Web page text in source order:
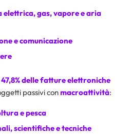
gas, vapore e aria
e comunicazione
47,8% delle fatture elettroniche
passivi conmacroattività:
e pesca
scientifiche e tecniche